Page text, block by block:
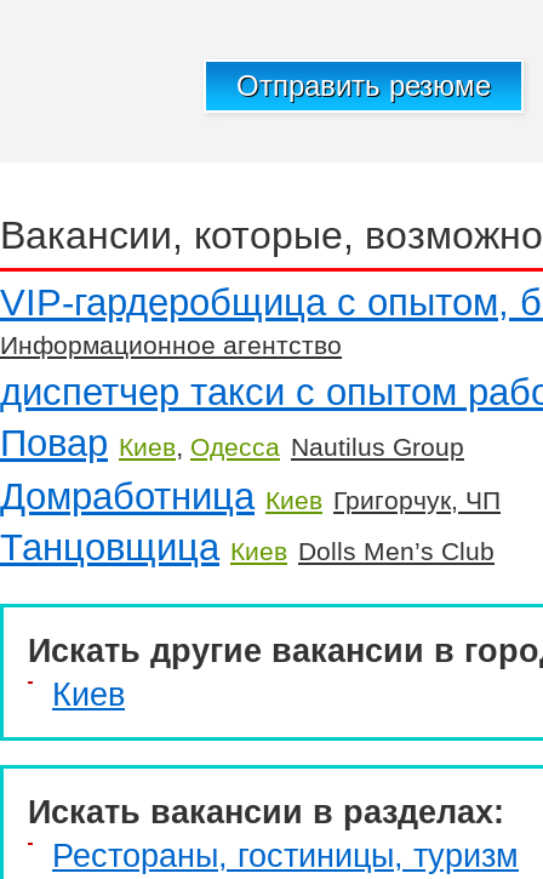
Отправить резюме
Вакансии, которые,
VIP-гардеробщица с опытом,
Информационное агентство
диспетчер такси с опытом
Повар Киев, Одесса Nautilus Group
Домработница Киев Григорчук, ЧП
Танцовщица Киев Dolls Men’s Club
Искать другие вакансии в
Киев
Искать вакансии в разделах:
Рестораны, гостиницы, туризм